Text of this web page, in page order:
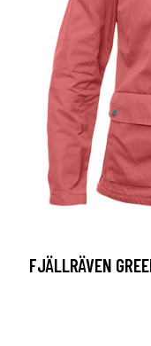
FJÄLLRÄVEN